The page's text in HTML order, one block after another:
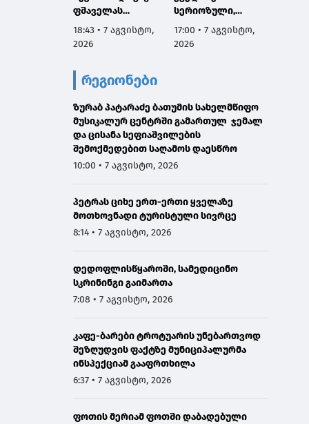
ფშაველას
გამზირების
კვეთიდან ჟვანიას
მოძრაობა
დროებით
შეიზღუდება
18:43 • 7 აგვისტო,
2026
სერიოზული,
ოფიციალური
განცხადება ჩემგან
დამეხმარეთ
გაზიარებაში"
17:00 • 7 აგვისტო,
2026
რეგიონები
ზურაბ პატარაძე ბათუმის სახელმწიფო
მუსიკალურ ცენტრში გამართულ ჯემალ
და ცისანა სეფიაშვილების
შემოქმედებით საღამოს დაესწრო
10:00 • 7 აგვისტო, 2026
პეტრას ციხე ერთ-ერთი ყველაზე
მოთხოვნადი ტურისტული სივრცე
8:14 • 7 აგვისტო, 2026
დედოფლისწყაროში, სამედიცინო
სკრინინგი გაიმართა
7:08 • 7 აგვისტო, 2026
კაფე-ბარები ტროტუარის უნებართვოდ
შეზღუდვის ფაქტზე მუნიციპალურმა
ინსპექციამ გააფრთხილა
6:37 • 7 აგვისტო, 2026
ფოთის მერიამ ფოთში დაბადებული